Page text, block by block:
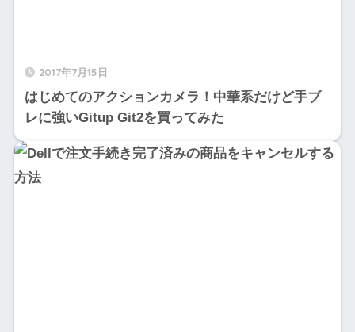
2017年7月15日
はじめてのアクションカメラ！中華系だけど手ブ
レに強いGitup Git2を買ってみた